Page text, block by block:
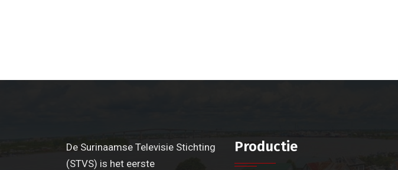
De Surinaamse Televisie Stichting
(STVS) is het eerste
Productie